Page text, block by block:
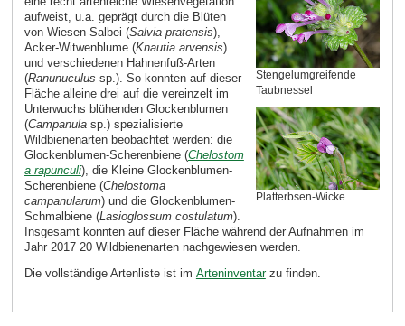
Stengelumgreifende
Taubnessel
Platterbsen-Wicke
aufweist, u.a. geprägt durch die Blüten
von Wiesen-Salbei (Salvia pratensis),
Acker-Witwenblume (Knautia arvensis)
und verschiedenen Hahnenfuß-Arten
(Ranunuculus sp.). So konnten auf dieser
Fläche alleine drei auf die vereinzelt im
Unterwuchs blühenden Glockenblumen
(Campanulasp.) spezialisierte
Wildbienenarten beobachtet werden: die
Glockenblumen-Scherenbiene (Chelostom
a rapunculi), die Kleine Glockenblumen-
Scherenbiene (Chelostoma
campanularum) und die Glockenblumen-
Schmalbiene (Lasioglossum costulatum).
Insgesamt konnten auf dieser Fläche während der Aufnahmen im
Jahr 2017 20 Wildbienenarten nachgewiesen werden.
Die vollständige Artenliste ist im Arteninventarzu finden.